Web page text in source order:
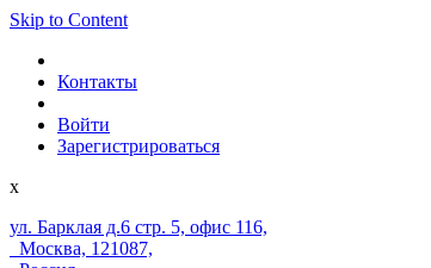
Skip to Content
Контакты
Войти
Зарегистрироваться
x
ул. Барклая д.6 стр. 5, офис 116,
Москва, 121087,